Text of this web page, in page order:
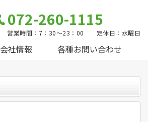
072-260-1115
営業時間：7：30～23：00 定休日：水曜日
会社情報 各種お問い合わせ